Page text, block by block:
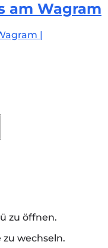
am Wagram
|
zu öffnen.
wechseln.